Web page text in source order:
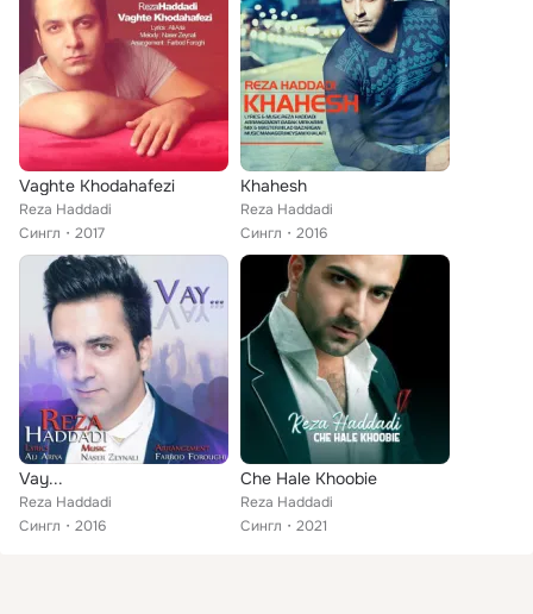
Vaghte Khodahafezi
Reza Haddadi
Сингл
2017
Khahesh
Reza Haddadi
Сингл
2016
Vay...
Reza Haddadi
Сингл
2016
Che Hale Khoobie
Reza Haddadi
Сингл
2021